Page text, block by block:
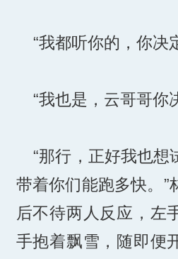
“我都听你的，你决
“我也是，云哥哥你
“那行，正好我也想
带着你们能跑多快。”
后不待两人反应，左
手抱着飘雪，随即便